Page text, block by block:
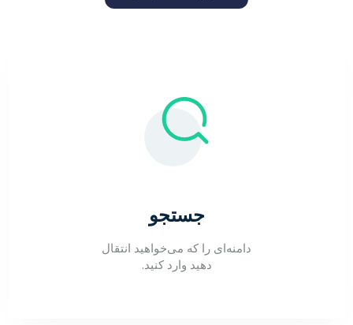
جستجو
دامنه‌ای را که می‌خواهید انتقال
دهید وارد کنید.